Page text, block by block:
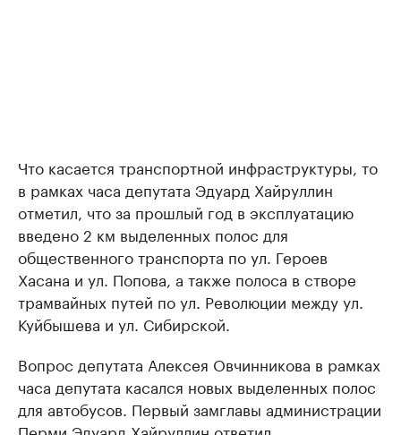
Что касается транспортной инфраструктуры, то
в рамках часа депутата Эдуард Хайруллин
отметил, что за прошлый год в эксплуатацию
введено 2 км выделенных полос для
общественного транспорта по ул. Героев
Хасана и ул. Попова, а также полоса в створе
трамвайных путей по ул. Революции между ул.
Куйбышева и ул. Сибирской.
Вопрос депутата Алексея Овчинникова в рамках
часа депутата касался новых выделенных полос
для автобусов. Первый замглавы администрации
Перми Эдуард Хайруллин ответил